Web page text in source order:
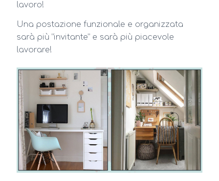
lavoro!
Una postazione funzionale e organizzata
sarà più “invitante” e sarà più piacevole
lavorare!